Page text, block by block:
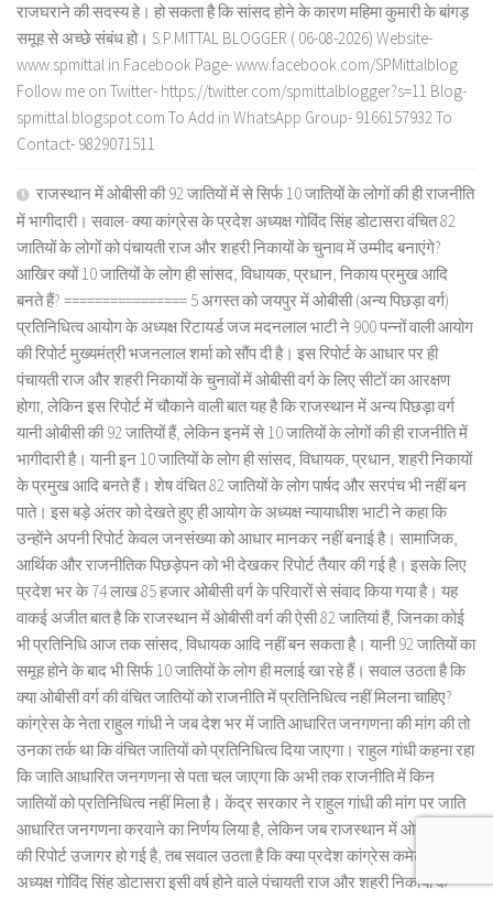
राजघराने की सदस्य हे। हो सकता है कि सांसद होने के कारण महिमा कुमारी के बांगड़
समूह से अच्छे संबंध हो। S.P.MITTAL BLOGGER ( 06-08-2026) Website-
www.spmittal.in Facebook Page- www.facebook.com/SPMittalblog
Follow me on Twitter- https://twitter.com/spmittalblogger?s=11 Blog-
spmittal.blogspot.com To Add in WhatsApp Group- 9166157932 To
Contact- 9829071511
राजस्थान में ओबीसी की 92 जातियों में से सिर्फ 10 जातियों के लोगों की ही राजनीति
में भागीदारी। सवाल- क्या कांग्रेस के प्रदेश अध्यक्ष गोविंद सिंह डोटासरा वंचित 82
जातियों के लोगों को पंचायती राज और शहरी निकायों के चुनाव में उम्मीद बनाएंगे?
आखिर क्यों 10 जातियों के लोग ही सांसद, विधायक, प्रधान, निकाय प्रमुख आदि
बनते हैं? ================ 5 अगस्त को जयपुर में ओबीसी (अन्य पिछड़ा वर्ग)
प्रतिनिधित्व आयोग के अध्यक्ष रिटायर्ड जज मदनलाल भाटी ने 900 पन्नों वाली आयोग
की रिपोर्ट मुख्यमंत्री भजनलाल शर्मा को सौंप दी है। इस रिपोर्ट के आधार पर ही
पंचायती राज और शहरी निकायों के चुनावों में ओबीसी वर्ग के लिए सीटों का आरक्षण
होगा, लेकिन इस रिपोर्ट में चौकाने वाली बात यह है कि राजस्थान में अन्य पिछड़ा वर्ग
यानी ओबीसी की 92 जातियों हैं, लेकिन इनमें से 10 जातियों के लोगों की ही राजनीति में
भागीदारी है। यानी इन 10 जातियों के लोग ही सांसद, विधायक, प्रधान, शहरी निकायों
के प्रमुख आदि बनते हैं। शेष वंचित 82 जातियों के लोग पार्षद और सरपंच भी नहीं बन
पाते। इस बड़े अंतर को देखते हुए ही आयोग के अध्यक्ष न्यायाधीश भाटी ने कहा कि
उन्होंने अपनी रिपोर्ट केवल जनसंख्या को आधार मानकर नहीं बनाई है। सामाजिक,
आर्थिक और राजनीतिक पिछड़ेपन को भी देखकर रिपोर्ट तैयार की गई है। इसके लिए
प्रदेश भर के 74 लाख 85 हजार ओबीसी वर्ग के परिवारों से संवाद किया गया है। यह
वाकई अजीत बात है कि राजस्थान में ओबीसी वर्ग की ऐसी 82 जातियां हैं, जिनका कोई
भी प्रतिनिधि आज तक सांसद, विधायक आदि नहीं बन सकता है। यानी 92 जातियों का
समूह होने के बाद भी सिर्फ 10 जातियों के लोग ही मलाई खा रहे हैं। सवाल उठता है कि
क्या ओबीसी वर्ग की वंचित जातियों को राजनीति में प्रतिनिधित्व नहीं मिलना चाहिए?
कांग्रेस के नेता राहुल गांधी ने जब देश भर में जाति आधारित जनगणना की मांग की तो
उनका तर्क था कि वंचित जातियों को प्रतिनिधित्व दिया जाएगा। राहुल गांधी कहना रहा
कि जाति आधारित जनगणना से पता चल जाएगा कि अभी तक राजनीति में किन
जातियों को प्रतिनिधित्व नहीं मिला है। केंद्र सरकार ने राहुल गांधी की मांग पर जाति
आधारित जनगणना करवाने का निर्णय लिया है, लेकिन जब राजस्थान में ओबीसी वर्ग
की रिपोर्ट उजागर हो गई है, तब सवाल उठता है कि क्या प्रदेश कांग्रेस कमेटी के
अध्यक्ष गोविंद सिंह डोटासरा इसी वर्ष होने वाले पंचायती राज और शहरी निकायों के